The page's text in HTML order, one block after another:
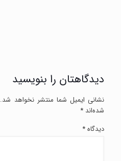
دیدگاهتان را بنویسید
نشانی ایمیل شما منتشر نخواهد شد.
شده‌اند *
دیدگاه*